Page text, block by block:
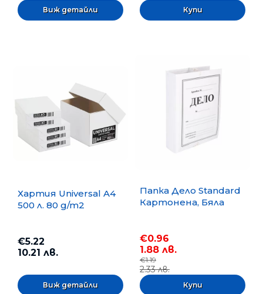
Виж детайли
Хартия Universal A4
500 л. 80 g/m2
€5.22
10.21 лв.
Виж детайли
Папка Дело Standard
Картонена, Бяла
€0.96
1.88 лв.
€1.19
2.33 лв.